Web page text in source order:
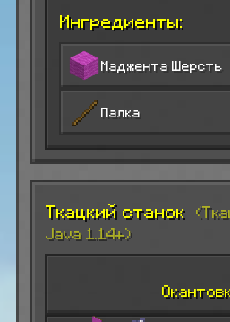
Ингредиенты:
Маджента Шерсть
Палка
Ткацкий станок
Java 1.14+)